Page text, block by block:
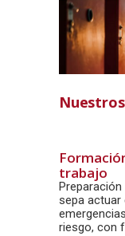
trabajo
sepa
riesgo, con